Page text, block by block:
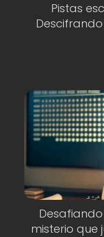
Pistas
misterio que